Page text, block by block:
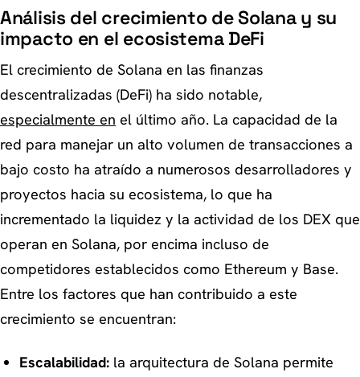
Análisis del crecimiento de Solana y su
impacto en el ecosistema DeFi
El crecimiento de Solana en las finanzas
descentralizadas (DeFi) ha sido notable,
especialmente en el último año. La capacidad de la
red para manejar un alto volumen de transacciones a
bajo costo ha atraído a numerosos desarrolladores y
proyectos hacia su ecosistema, lo que ha
incrementado la liquidez y la actividad de los DEX que
operan en Solana, por encima incluso de
competidores establecidos como Ethereum y Base.
Entre los factores que han contribuido a este
crecimiento se encuentran:
Escalabilidad:la arquitectura de Solana permite